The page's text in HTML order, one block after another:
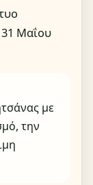
31 Μαΐου
με
την